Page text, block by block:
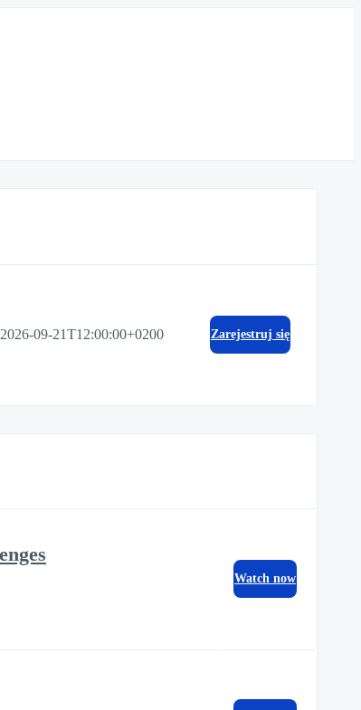
2026-09-21T12:00:00+0200 Zarejestruj się
Watch now